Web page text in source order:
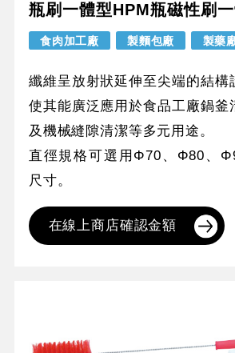
瓶刷一體型HPM瓶磁性刷
食肉加工廠 製麵包廠 製藥
纖維呈放射狀延伸至尖端的結構
使其能廣泛應用於食品工廠鍋釜
及機械縫隙清潔等多元用途。
直徑規格可選用Φ70、Φ80、
尺寸。
在線上商店確認金額